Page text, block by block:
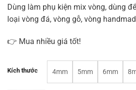
Dùng làm phụ kiện mix vòng, dùng
loại vòng đá, vòng gỗ, vòng
👉 Mua nhiều giá tốt!
Kích thước 4mm 5mm 6mm